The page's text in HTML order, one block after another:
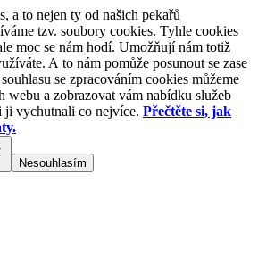
a to nejen ty od našich pekařů
tzv. soubory cookies. Tyhle cookies
moc se nám hodí. Umožňují nám totiž
A to nám pomůže posunout se zase
se zpracováním cookies můžeme
webu a zobrazovat vám nabídku služeb
ji vychutnali co nejvíce. Přečtěte si, jak
Nesouhlasím